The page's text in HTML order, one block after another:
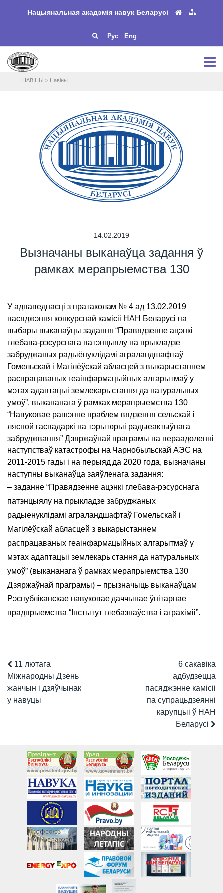
Нацыянальная акадэмія навук Беларусі
Рус Eng
НАВIНЫ > Навіны
14.02.2019
Вызначаны выканаўца задання ў
рамках мерапрыемства 130
У адпаведнасці з пратаколам № 4 ад 13.02.2019
пасяджэння конкурснай камісіі НАН Беларусі па
выбары выканаўцы задання “Правядзенне ацэнкі
глебава-рэсурснага патэнцыялу на прыкладзе
забруджаных радыёнуклідамі аграландшафтаў
Гомельскай і Магілёўскай абласцей з выкарыстаннем
распрацаваных геаінфармацыйных алгарытмаў у
мэтах адаптацыі землекарыстання да натуральных
умоў”, выкананага ў рамках мерапрыемства 130
“Навуковае рашэнне праблем вядзення сельскай і
лясной гаспадаркі на тэрыторыі радыеактыўнага
забруджвання” Дзяржаўнай праграмы па пераадоленні
наступстваў катастрофы на Чарнобыльскай АЭС на
2011-2015 гады і на перыяд да 2020 года, вызначаны
наступны выканаўца заяўленага задання:
– заданне “Правядзенне ацэнкі глебава-рэсурснага
патэнцыялу на прыкладзе забруджаных
радыенуклідамі аграландшафтаў Гомельскай і
Магілёўскай абласцей з выкарыстаннем
распрацаваных геаінфармацыйных алгарытмаў у
мэтах адаптацыі землекарыстання да натуральных
умоў” (выкананага ў рамках мерапрыемства 130
Дзяржаўнай праграмы) – прызначыць выканаўцам
Рэспубліканскае навуковае даччынае ўнітарнае
прадпрыемства “Інстытут глебазнаўства і аграхіміі”.
11 лютага
Міжнародны Дзень
жанчын і дзяўчынак
у навуцы
6 сакавіка
адбудзецца
пасяджэнне камісіі
па супрацьдзеянні
карупцыі ў НАН
Беларусі